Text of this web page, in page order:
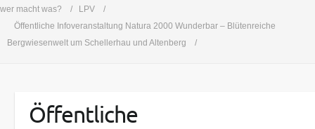
wer macht was?
LPV
Öffentliche Infoveranstaltung Natura 2000 Wunderbar – Blütenreiche
Bergwiesenwelt um Schellerhau und Altenberg
Öffentliche